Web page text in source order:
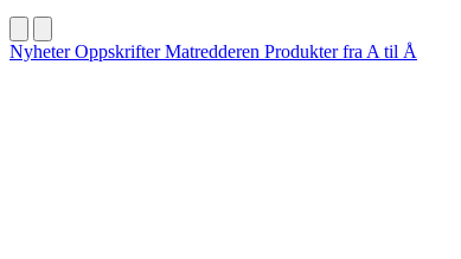
NyheterOppskrifterMatredderen Produkter fra A til Å